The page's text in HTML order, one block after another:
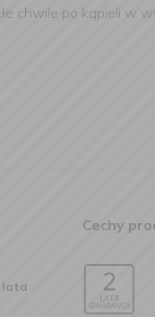
chwile po kąpieli w
lata
Cechy